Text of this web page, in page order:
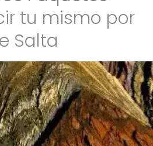
tu mismo por
Salta